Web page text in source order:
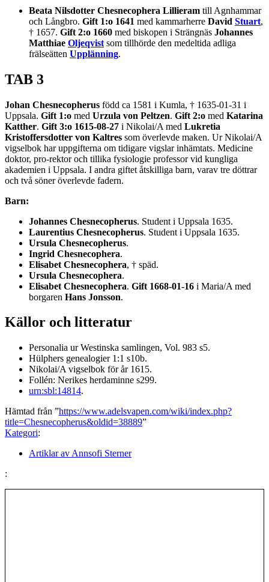
Beata Nilsdotter Chesnecophera Lillieram till Agnhammar
och Långbro. Gift 1:o 1641 med kammarherre David Stuart,
† 1657. Gift 2:o 1660 med biskopen i Strängnäs Johannes
Matthiae Oljeqvist som tillhörde den medeltida adliga
frälseätten Upplänning.
TAB 3
Johan Chesnecopherus född ca 1581 i Kumla, † 1635-01-31 i
Uppsala. Gift 1:o med Urzula von Peltzen. Gift 2:o med Katarina
Katther. Gift 3:o 1615-08-27 i Nikolai/A med Lukretia
Kristoffersdotter von Kaltres som överlevde maken. Ur Nikolai/A
vigselbok har uppgifterna om tidigare vigslar inhämtats. Medicine
doktor, pro-rektor och tillika fysiologie professor vid kungliga
akademien i Uppsala. I andra giftet åtskilliga barn, varav tre döttrar
och två söner överlevde fadern.
Barn:
Johannes Chesnecopherus. Student i Uppsala 1635.
Laurentius Chesnecopherus. Student i Uppsala 1635.
Ursula Chesnecopherus.
Ingrid Chesnecophera.
Elisabet Chesnecophera, † späd.
Ursula Chesnecophera.
Elisabet Chesnecophera. Gift 1668-01-16 i Maria/A med
borgaren Hans Jonsson.
Källor och litteratur
Personalia ur Westinska samlingen, Vol. 983 s5.
Hülphers genealogier 1:1 s10b.
Nikolai/A vigselbok för år 1615.
Follén: Nerikes herdaminne s299.
urn:sbl:14814.
Hämtad från ”https://www.adelsvapen.com/wiki/index.php?
title=Chesnecopherus&oldid=38889”
Kategori:
Artiklar av Annsofi Sterner
: